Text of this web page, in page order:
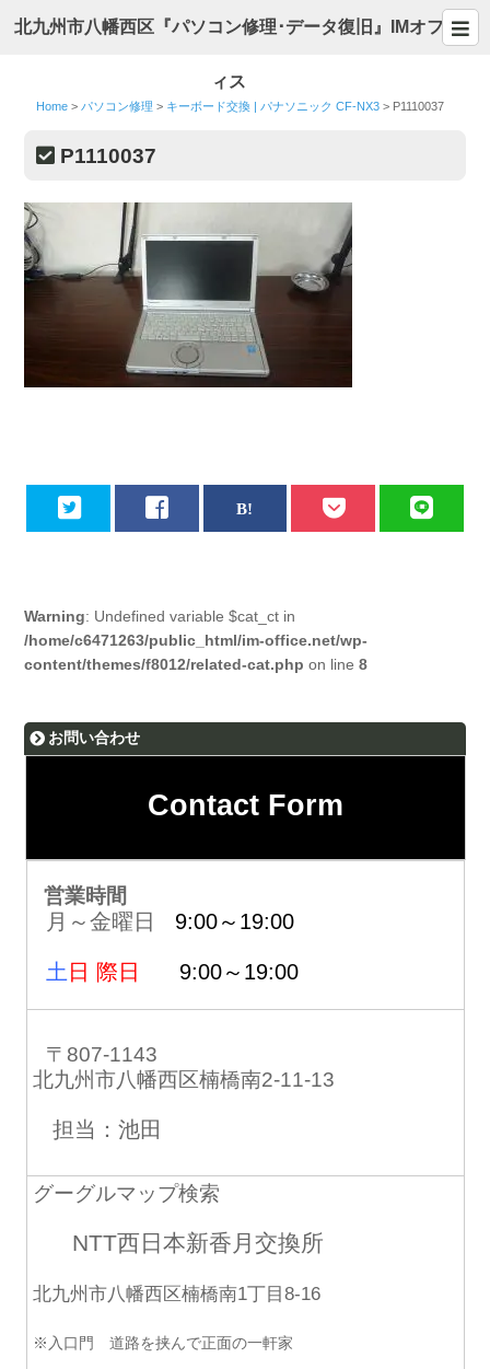
北九州市八幡西区『パソコン修理･データ復旧』IMオフ
ィス
Home > パソコン修理 > キーボード交換 | パナソニック CF-NX3 > P1110037
P1110037
Warning: Undefined variable $cat_ct in
/home/c6471263/public_html/im-office.net/wp-
content/themes/f8012/related-cat.php on line8
お問い合わせ
Contact Form
営業時間
月～金曜日 9:00～19:00
土 日 際日 9:00～19:00
〒807-1143
北九州市八幡西区楠橋南2-11-13
担当：池田
グーグルマップ検索
NTT西日本新香月交換所
北九州市八幡西区楠橋南1丁目8-16
※入口門 道路を挟んで正面の一軒家